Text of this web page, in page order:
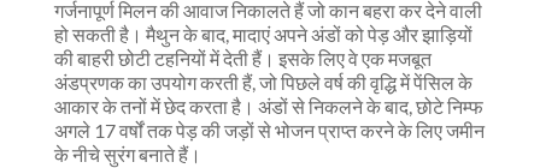
गर्जनापूर्ण मिलन की आवाज निकालते हैं जो कान बहरा कर देने वाली
हो सकती है। मैथुन के बाद, मादाएं अपने अंडों को पेड़ और झाड़ियों
की बाहरी छोटी टहनियों में देती हैं। इसके लिए वे एक मजबूत
अंडप्रणक का उपयोग करती हैं, जो पिछले वर्ष की वृद्धि में पेंसिल के
आकार के तनों में छेद करता है। अंडों से निकलने के बाद, छोटे निम्फ
अगले 17 वर्षों तक पेड़ की जड़ों से भोजन प्राप्त करने के लिए जमीन
के नीचे सुरंग बनाते हैं।